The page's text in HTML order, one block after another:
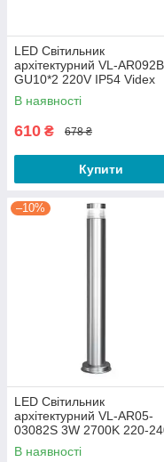
LED Світильник
архітектурний VL-AR092B
GU10*2 220V IP54 Videx
В наявності
610 ₴ 678 ₴
Купити
–10%
LED Світильник
архітектурний VL-AR05-
03082S 3W 2700K 220-
IP54 Videx
В наявності